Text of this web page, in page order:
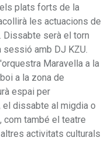
plats forts de la
les actuacions de
Dissabte serà el torn
sessió amb DJ KZU.
Maravella a la
a la zona de
espai per
dissabte al migdia o
com també el teatre
activitats culturals